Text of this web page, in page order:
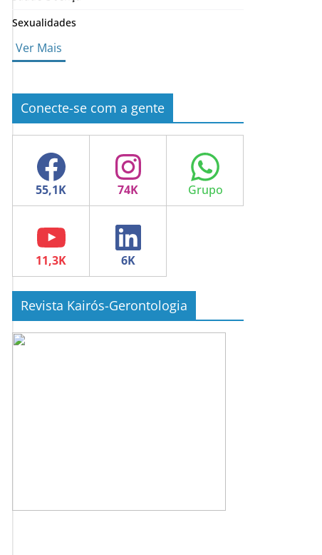
Sexualidades
Ver Mais
Conecte-se com a gente
Facebook Instagram WhatsApp
YouTube LinkedIn
Revista Kairós-Gerontologia